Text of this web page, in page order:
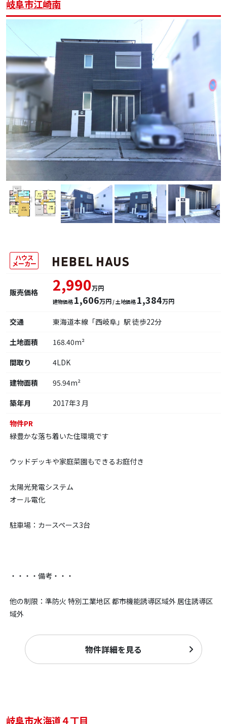
岐阜市江崎南
ハウス
メーカー
販売価格 2,990万円
建物価格 1,606万円 / 土地価格 1,384万円
交通
東海道本線「西岐阜」駅 徒歩22分
土地面積
168.40m²
間取り
4LDK
建物面積
95.94m²
築年月
2017年3 月
物件PR
緑豊かな落ち着いた住環境です
ウッドデッキや家庭菜園もできるお庭付き
太陽光発電システム
オール電化
駐車場：カースペース3台
・・・・備考・・・
他の制限：準防火 特別工業地区 都市機能誘導区域外 居住誘導区
域外
物件詳細を見る
岐阜市水海道４丁目